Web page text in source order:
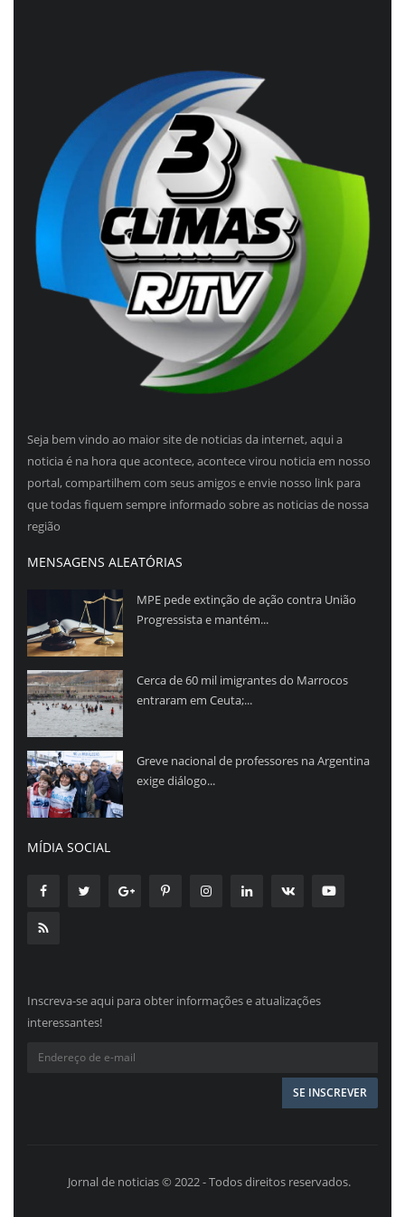
Seja bem vindo ao maior site de noticias da internet, aqui a
noticia é na hora que acontece, acontece virou noticia em nosso
portal, compartilhem com seus amigos e envie nosso link para
que todas fiquem sempre informado sobre as noticias de nossa
região
MENSAGENS ALEATÓRIAS
MPE pede extinção de ação contra União
Progressista e mantém...
Cerca de 60 mil imigrantes do Marrocos
entraram em Ceuta;...
Greve nacional de professores na Argentina
exige diálogo...
MÍDIA SOCIAL
Inscreva-se aqui para obter informações e atualizações
interessantes!
Jornal de noticias © 2022 - Todos direitos reservados.